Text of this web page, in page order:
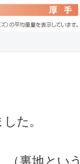
た。
（裏地という